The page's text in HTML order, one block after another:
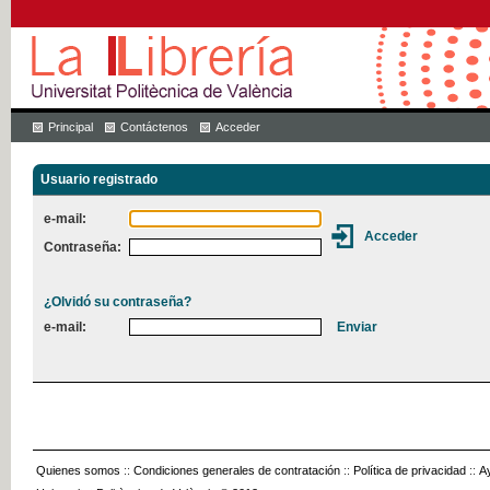
Principal Contáctenos Acceder
Usuario registrado
e-mail:
Contraseña:
¿Olvidó su contraseña?
e-mail:
Quienes somos :: Condiciones generales de contratación :: Política de privacidad ::